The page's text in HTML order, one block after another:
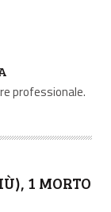
professionale.
1 MORTO